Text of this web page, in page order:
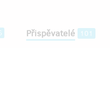
Přispěvatelé 101